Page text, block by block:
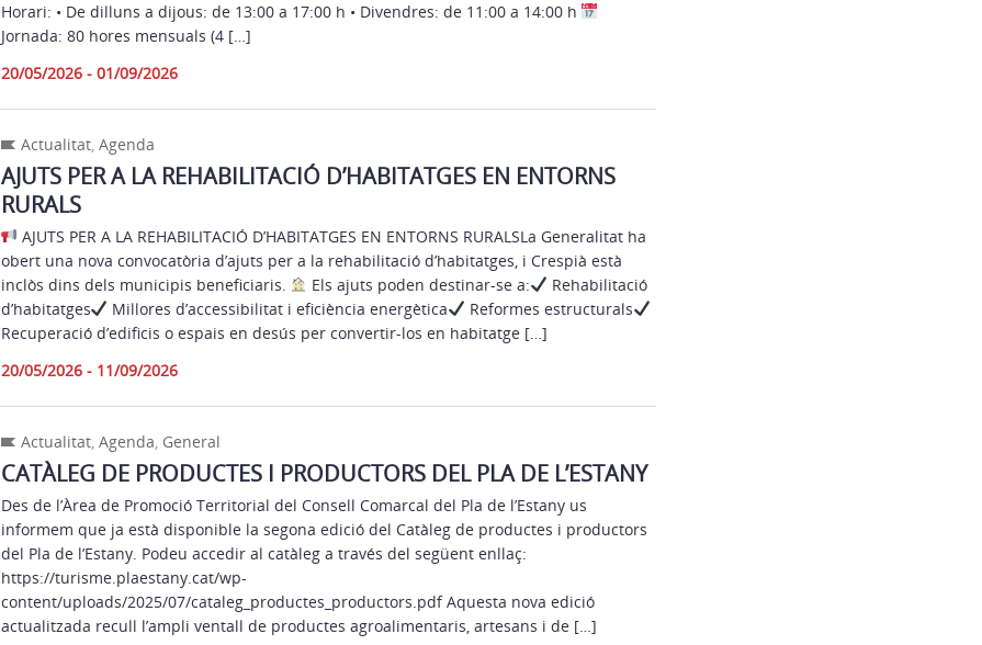
Horari: • De dilluns a dijous: de 13:00 a 17:00 h • Divendres: de 11:00 a 14:00 h
Jornada: 80 hores mensuals (4 […]
20/05/2026 - 01/09/2026
Actualitat, Agenda
AJUTS PER A LA REHABILITACIÓ D’HABITATGES EN ENTORNS
RURALS
AJUTS PER A LA REHABILITACIÓ D’HABITATGES EN ENTORNS RURALSLa Generalitat ha
obert una nova convocatòria d’ajuts per a la rehabilitació d’habitatges, i Crespià està
inclòs dins dels municipis beneficiaris.
Els ajuts poden destinar-se a:
Rehabilitació
d’habitatges
Millores d’accessibilitat i eficiència energètica
Reformes estructurals
Recuperació d’edificis o espais en desús per convertir-los en habitatge […]
20/05/2026 - 11/09/2026
Actualitat, Agenda, General
CATÀLEG DE PRODUCTES I PRODUCTORS DEL PLA DE L’ESTANY
Des de l’Àrea de Promoció Territorial del Consell Comarcal del Pla de l’Estany us
informem que ja està disponible la segona edició del Catàleg de productes i productors
del Pla de l’Estany. Podeu accedir al catàleg a través del següent enllaç:
https://turisme.plaestany.cat/wp-
content/uploads/2025/07/cataleg_productes_productors.pdf Aquesta nova edició
actualitzada recull l’ampli ventall de productes agroalimentaris, artesans i de […]